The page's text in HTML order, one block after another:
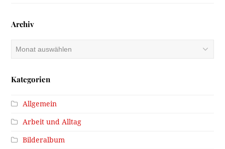
Archiv
Archiv
Kategorien
Allgemein
Arbeit und Alltag
Bilderalbum